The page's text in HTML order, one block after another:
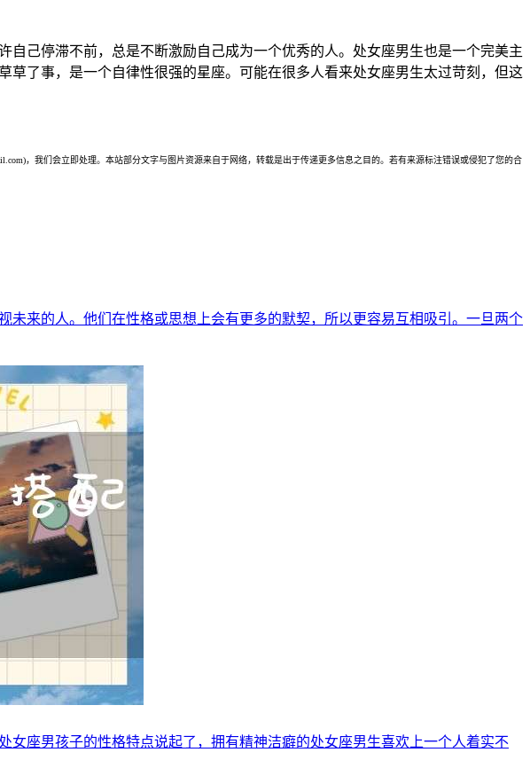
己停滞不前，总是不断激励自己成为一个优秀的人。处女座男生也是一个完美主
了事，是一个自律性很强的星座。可能在很多人看来处女座男生太过苛刻，但这
，我们会立即处理。本站部分文字与图片资源来自于网络，转载是出于传递更多信息之目的。若有来源标注错误或侵犯了您的合
来的人。他们在性格或思想上会有更多的默契，所以更容易互相吸引。一旦两个
座男孩子的性格特点说起了，拥有精神洁癖的处女座男生喜欢上一个人着实不